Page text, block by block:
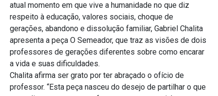
atual momento em que vive a humanidade no que diz
respeito à educação, valores sociais, choque de
gerações, abandono e dissolução familiar, Gabriel Chalita
apresenta a peça O Semeador, que traz as visões de dois
professores de gerações diferentes sobre como encarar
a vida e suas dificuldades.
Chalita afirma ser grato por ter abraçado o ofício de
professor. “Esta peça nasceu do desejo de partilhar o que